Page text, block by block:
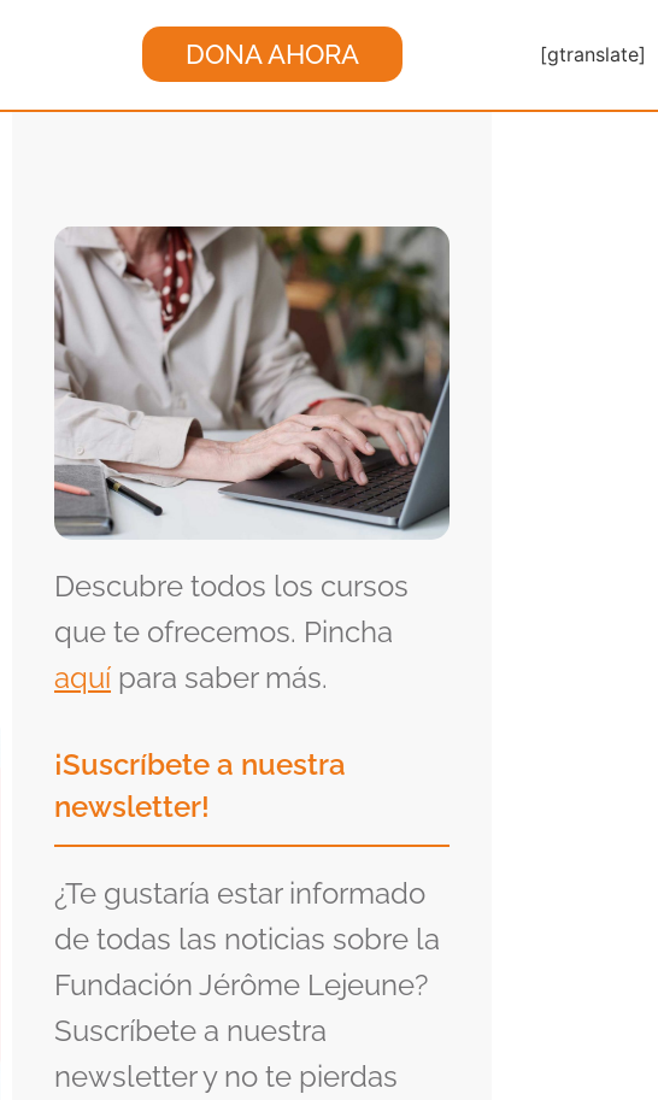
DONA AHORA [gtranslate]
Descubre todos los cursos
que te ofrecemos. Pincha
aquí para saber más.
¡Suscríbete a nuestra
newsletter!
¿Te gustaría estar informado
de todas las noticias sobre la
Fundación Jérôme Lejeune?
Suscríbete a nuestra
newsletter y no te pierdas